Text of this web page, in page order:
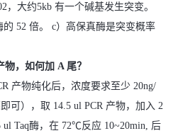
，大约5kb 有一个碱基发生突变。
的 52 倍。 c）高保真酶是突变概率
，如何加 A 尾？
产物纯化后，浓度要求至少 20ng/
可），取 14.5 ul PCR 产物，加入 2
ul Taq酶，在 72℃反应 10~20min, 后